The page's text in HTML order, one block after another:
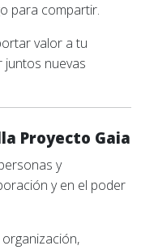
para compartir.
valor a tu
juntos nuevas
Proyecto Gaia
y
y en el poder